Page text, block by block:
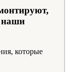
наши
которые